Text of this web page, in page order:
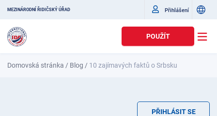
MEZINÁRODNÍ ŘIDIČSKÝ ÚŘAD Přihlášení
POUŽÍT
Domovská stránka / Blog / 10 zajímavých faktů o Srbsku
PŘIHLÁSIT SE